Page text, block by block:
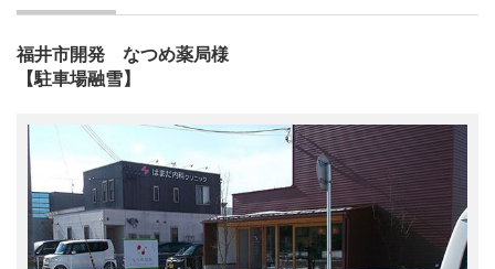
福井市開発 なつめ薬局様
【駐車場融雪】